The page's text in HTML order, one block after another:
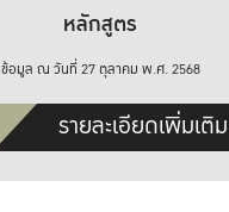
หลักสูตร
ข้อมูล ณ วันที่ 27 ตุลาคม พ.ศ. 2568
รายละเอียดเพิ่มเติม